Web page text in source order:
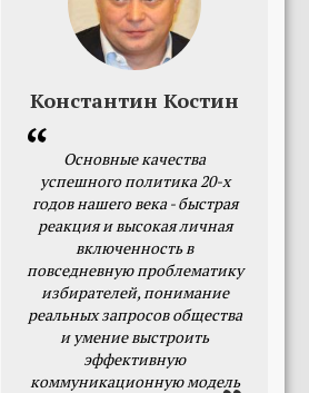
Константин Костин
Основные качества
успешного политика 20-х
годов нашего века - быстрая
реакция и высокая личная
включенность в
повседневную проблематику
избирателей, понимание
реальных запросов общества
и умение выстроить
эффективную
коммуникационную модель